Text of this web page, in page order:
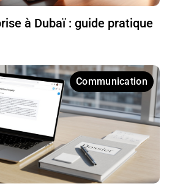
à Dubaï : guide pratique
Communication